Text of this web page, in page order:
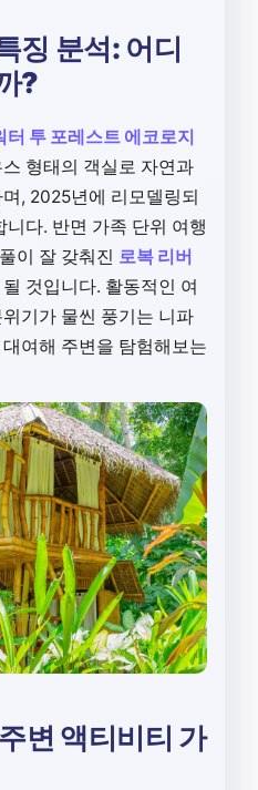
징 분석: 어디
?
터 투 포레스트 에코로지
형태의 객실로 자연과
, 2025년에 리모델링되
다. 반면 가족 단위 여행
이 잘 갖춰진 로복 리버
것입니다. 활동적인 여
기가 물씬 풍기는 니파
여해 주변을 탐험해보는
변 액티비티 가